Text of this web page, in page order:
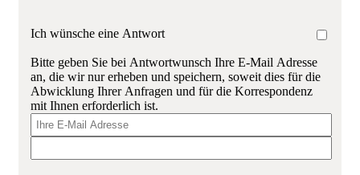
Ich wünsche eine Antwort
Bitte geben Sie bei Antwortwunsch Ihre E-Mail Adresse
an, die wir nur erheben und speichern, soweit dies für die
Abwicklung Ihrer Anfragen und für die Korrespondenz
mit Ihnen erforderlich ist.